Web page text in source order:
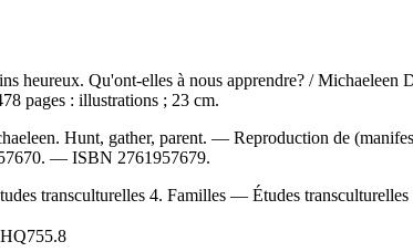
heureux. Qu'ont-elles à nous apprendre? / Michaeleen
pages : illustrations ; 23 cm.
Hunt, gather, parent. — Reproduction de
. — ISBN 2761957679.
transculturelles 4. Familles — Études
HQ755.8